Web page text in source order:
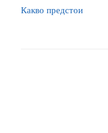
Какво предстои